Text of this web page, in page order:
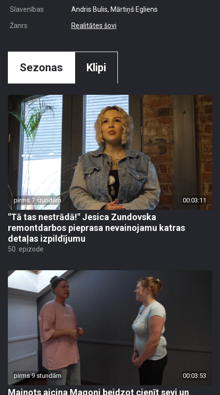
Slavenības Andris Bulis, Mārtiņš Egliens
Žanrs Realitātes šovi
Sezonas Klipi
pirms 7 stundām 00:03:11
"Tā tas nestrādā!" Jesica Zundovska
remontdarbos pieprasa nevainojamu katras
detaļas izpildījumu
50. epizode
pirms 9 stundām 00:03:53
Mainots aicina Magoni beidzot cienīt sevi un